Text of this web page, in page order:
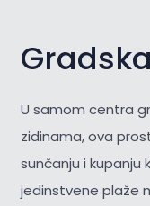
U samom centra
zidinama, ova
sunčanju i kupanju
jedinstvene plaže